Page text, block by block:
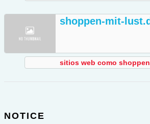
shoppen-mit-lust.d
sitios web como
NOTICE